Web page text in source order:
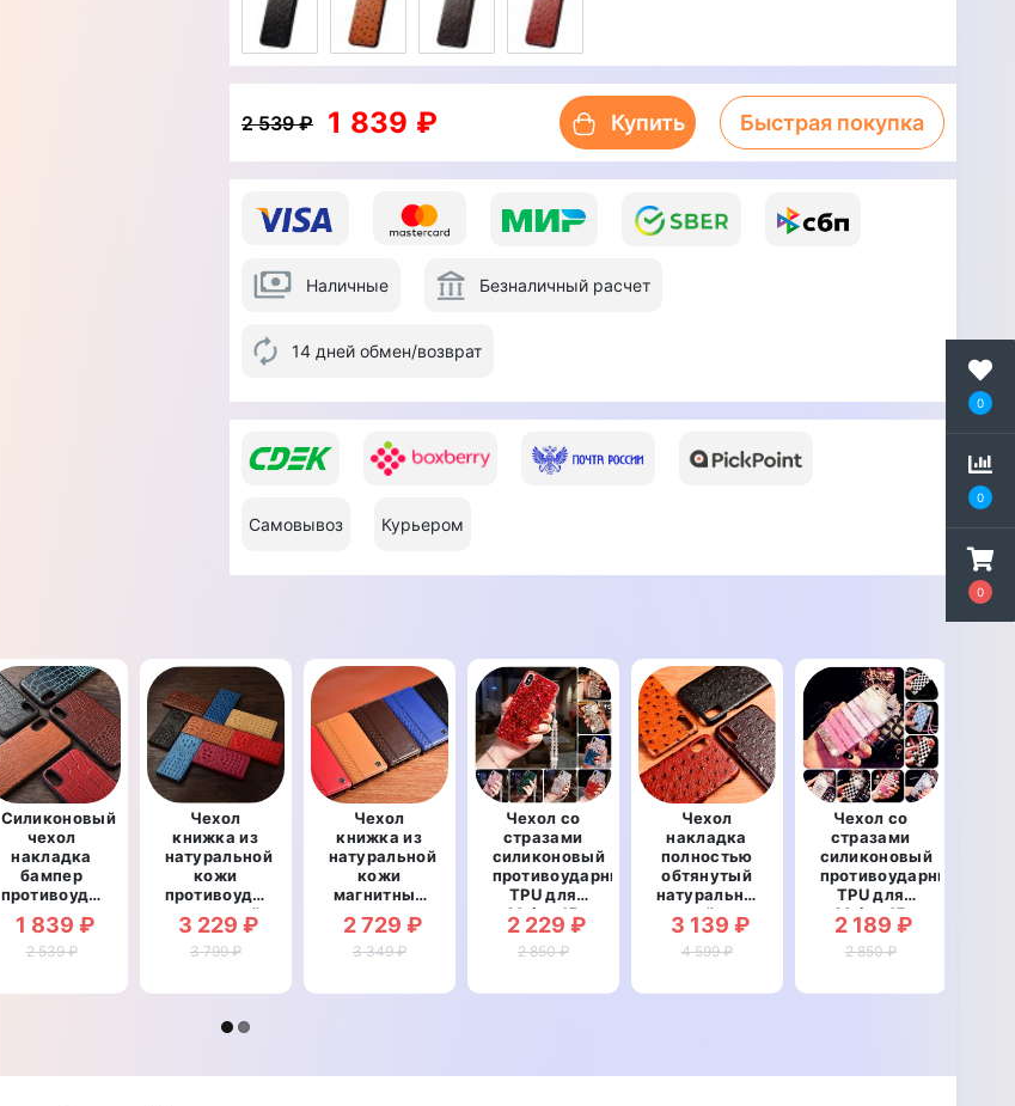
0
0
0
Наличные Безналичный расчет
14 дней обмен/возврат
Самовывоз Курьером
1 839 ₽
2 539 ₽ Купить Быстрая покупка
Силиконовый
чехол
накладка
бампер
противоударный
со
вставкой из
натуральной
Meizu 15
1 839 ₽
2 539 ₽
Чехол
книжка из
натуральной
кожи
противоударный
магнитный
для Meizu
15 "CROCO
3 229 ₽
3 799 ₽
Чехол
книжка из
натуральной
кожи
магнитный
противоударный
для Meizu
15
2 729 ₽
3 349 ₽
Чехол со
стразами
силиконовый
противоударный
TPU для
Meizu 15
"SWAROV
LUXURY"
2 229 ₽
2 850 ₽
Чехол
накладка
полностью
обтянутый
натуральной
кожей для
Meizu 15
"SIGNATURE
3 139 ₽
4 599 ₽
Чехол со
стразами
силиконовый
противоударный
TPU для
Meizu 15
"WALL
STAR"
2 189 ₽
2 850 ₽